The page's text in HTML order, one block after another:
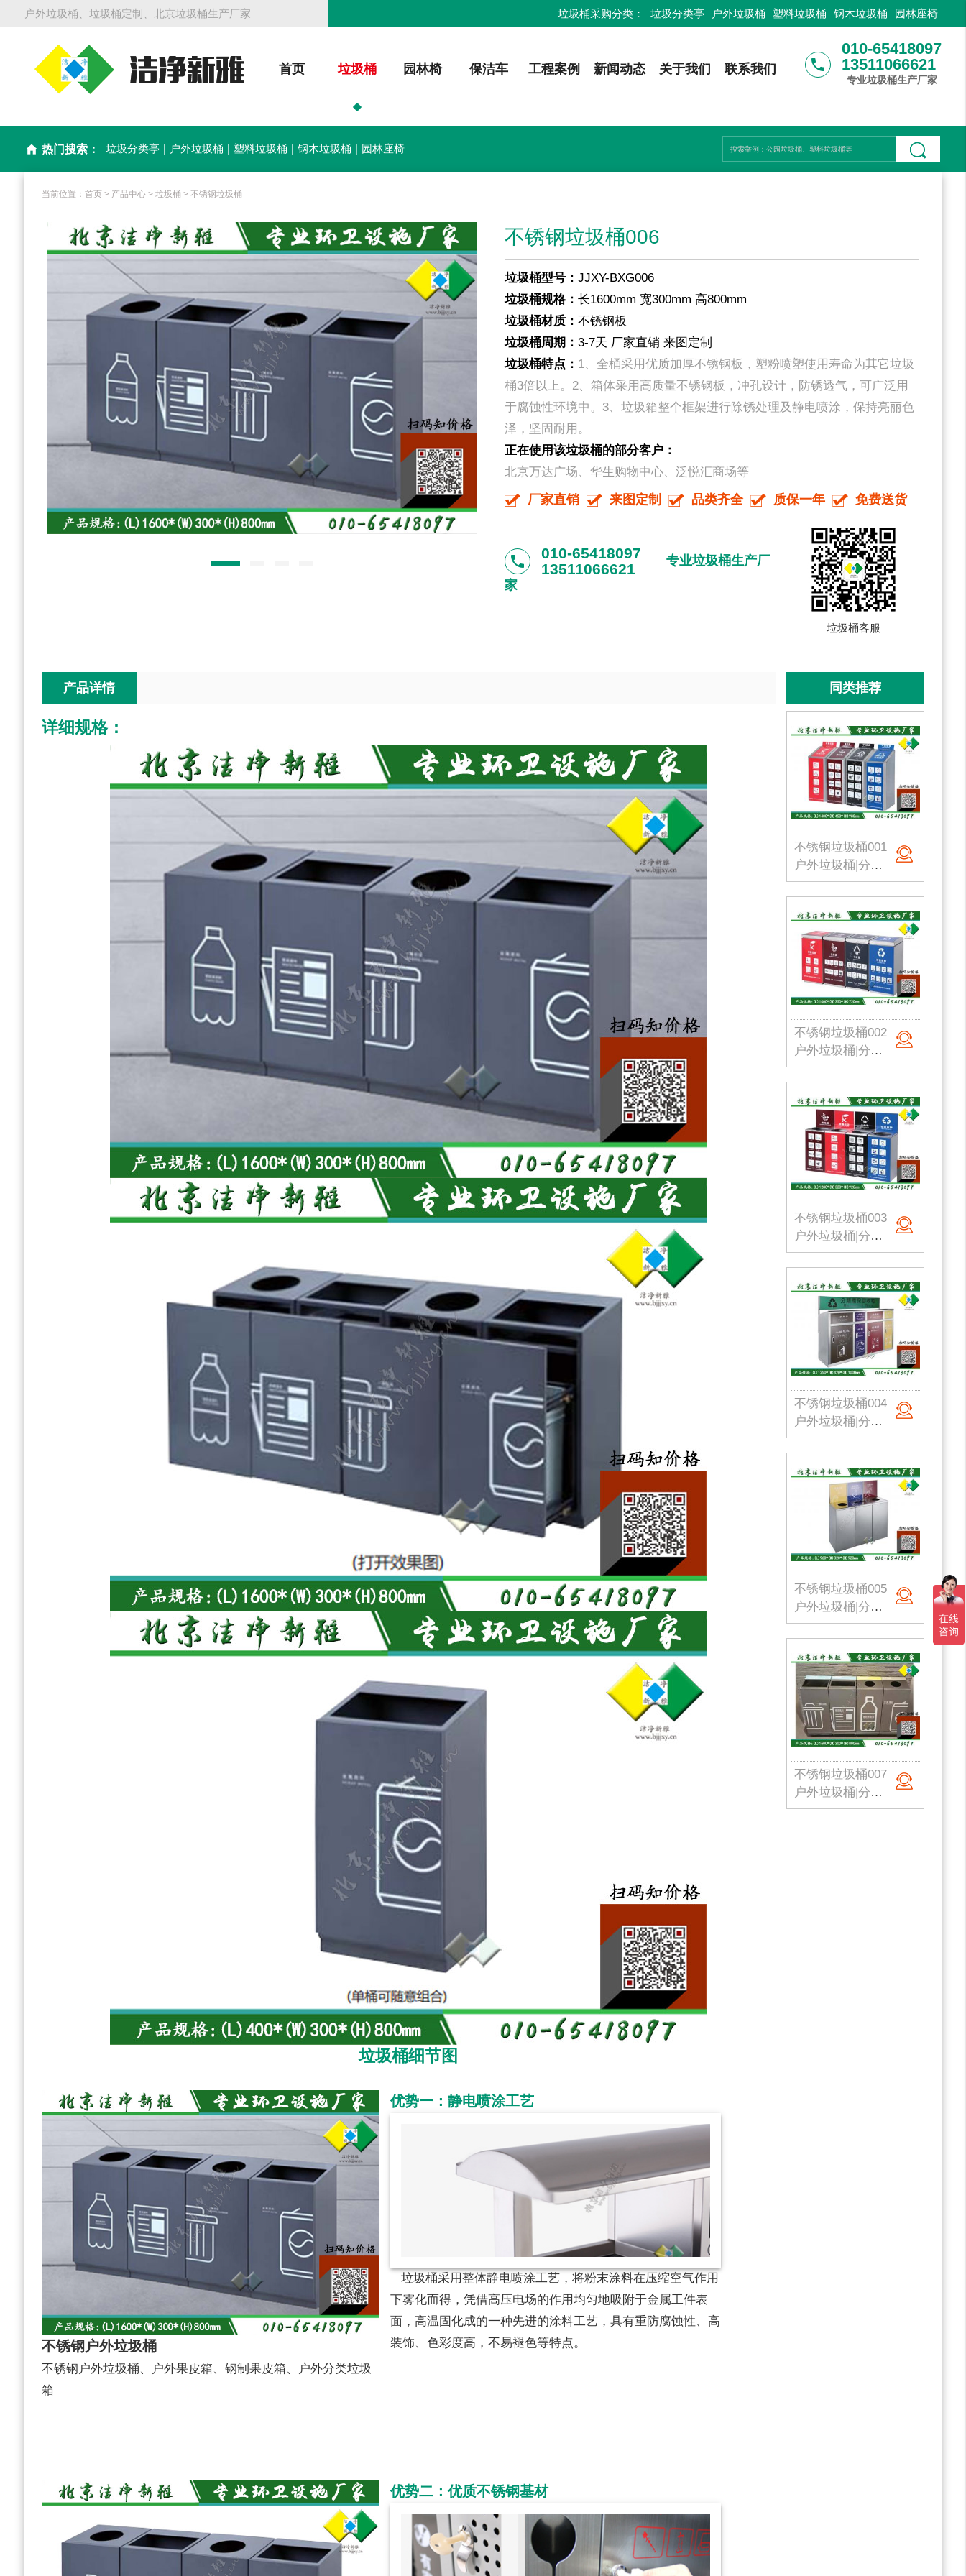
户外垃圾桶、垃圾桶定制、北京垃圾桶生产厂家 垃圾桶采购分类： 垃圾分类亭 户外垃圾桶 塑料垃圾桶 钢木垃圾桶 园林座椅
首页 垃圾桶 园林椅 保洁车 工程案例 新闻动态 关于我们 联系我们 phone
010-65418097
13511066621
专业垃圾桶生产厂家
home 热门搜索： 垃圾分类亭 | 户外垃圾桶 | 塑料垃圾桶 | 钢木垃圾桶 | 园林座椅
当前位置：首页 > 产品中心 >垃圾桶 >不锈钢垃圾桶
不锈钢垃圾桶006
垃圾桶型号： JJXY-BXG006
垃圾桶规格： 长1600mm 宽300mm 高800mm
垃圾桶材质： 不锈钢板
垃圾桶周期： 3-7天 厂家直销 来图定制
垃圾桶特点： 1、 全桶采用优质加厚不锈钢板，塑粉喷塑使用寿命为其它垃圾
桶3倍以上。2、箱体采用高质量不锈钢板，冲孔设计，防锈透气，可广泛用
于腐蚀性环境中。3、垃圾箱整个框架进行除锈处理及静电喷涂，保持亮丽色
泽，坚固耐用。
正在使用该垃圾桶的部分客户：
北京万达广场、华生购物中心、泛悦汇商场等
厂家直销 来图定制 品类齐全 质保一年 免费送货
phone
010-65418097
13511066621
专业垃圾桶生产厂
家
垃圾桶客服
产品详情
详细规格：
垃圾桶细节图
不锈钢户外垃圾桶
不锈钢户外垃圾桶、户外果皮箱、钢制果皮箱、户外分类垃圾
箱
优势一：静电喷涂工艺
垃圾桶采用整体静电喷涂工艺，将粉末涂料在压缩空气作用
下雾化而得，凭借高压电场的作用均匀地吸附于金属工件表
面，高温固化成的一种先进的涂料工艺，具有重防腐蚀性、高
装饰、色彩度高，不易褪色等特点。
优势二：优质不锈钢基材
同类推荐
不锈钢垃圾桶001
户外垃圾桶|分类果皮箱|金属果皮箱|公园垃圾桶|不锈钢垃圾桶|北京洁净新雅
不锈钢垃圾桶002
户外垃圾桶|分类果皮箱|金属果皮箱|公园垃圾桶|不锈钢垃圾桶|北京洁净新雅
不锈钢垃圾桶003
户外垃圾桶|分类果皮箱|金属果皮箱|公园垃圾桶|不锈钢垃圾桶|北京洁净新雅
不锈钢垃圾桶004
户外垃圾桶|分类果皮箱|金属果皮箱|公园垃圾桶|不锈钢垃圾桶|北京洁净新雅
不锈钢垃圾桶005
户外垃圾桶|分类果皮箱|金属果皮箱|公园垃圾桶|不锈钢垃圾桶|北京洁净新雅
不锈钢垃圾桶007
户外垃圾桶|分类果皮箱|金属果皮箱|公园垃圾桶|不锈钢垃圾桶|北京洁净新雅